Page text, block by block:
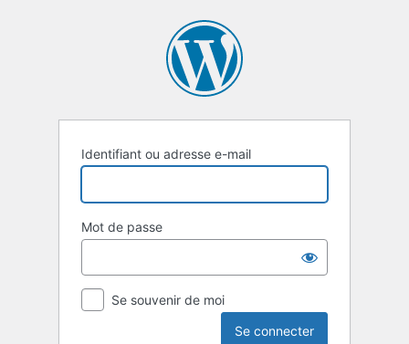
Identifiant ou adresse e-mail
Mot de passe
Se souvenir de moi